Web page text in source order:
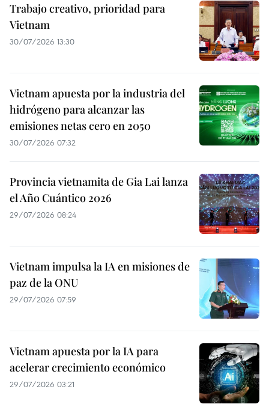
Trabajo creativo, prioridad para
Vietnam
30/07/2026 13:30
Vietnam apuesta por la industria del
hidrógeno para alcanzar las
emisiones netas cero en 2050
30/07/2026 07:32
Provincia vietnamita de Gia Lai lanza
el Año Cuántico 2026
29/07/2026 08:24
Vietnam impulsa la IA en misiones de
paz de la ONU
29/07/2026 07:59
Vietnam apuesta por la IA para
acelerar crecimiento económico
29/07/2026 03:21